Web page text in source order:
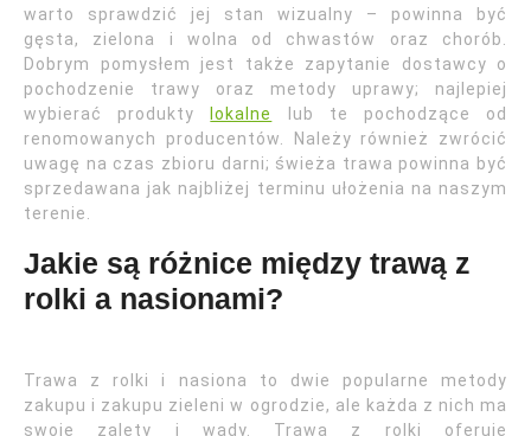
warto sprawdzić jej stan wizualny – powinna być
gęsta, zielona i wolna od chwastów oraz chorób.
Dobrym pomysłem jest także zapytanie dostawcy o
pochodzenie trawy oraz metody uprawy; najlepiej
wybierać produkty
lokalne
lub te pochodzące od
renomowanych producentów. Należy również zwrócić
uwagę na czas zbioru darni; świeża trawa powinna być
sprzedawana jak najbliżej terminu ułożenia na naszym
terenie.
Jakie są różnice między trawą z
rolki a nasionami?
Trawa z rolki i nasiona to dwie popularne metody
zakupu i zakupu zieleni w ogrodzie, ale każda z nich ma
swoje zalety i wady. Trawa z rolki oferuje